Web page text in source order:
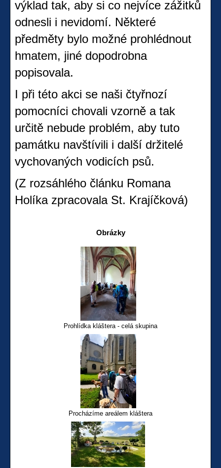
výklad tak, aby si co nejvíce zážitků
odnesli i nevidomí. Některé
předměty bylo možné prohlédnout
hmatem, jiné dopodrobna
popisovala.
I při této akci se naši čtyřnozí
pomocníci chovali vzorně a tak
určitě nebude problém, aby tuto
památku navštívili i další držitelé
vychovaných vodicích psů.
(Z rozsáhlého článku Romana
Holíka zpracovala St. Krajíčková)
Obrázky
Prohlídka kláštera - celá skupina
Procházíme areálem kláštera